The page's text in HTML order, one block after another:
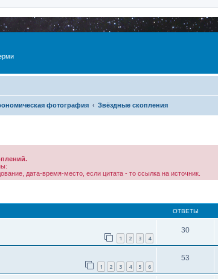
фотография Звёздные скопления
дата-время-место, если цитата - то ссылка на источник.
ОТВЕТЫ
1 2 3 4
30
1 2 3 4 5 6
53